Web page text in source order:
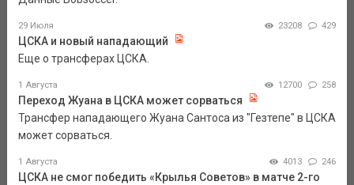
29 Июля 23208 429
ЦСКА и новый нападающий
Еще о трансферах ЦСКА.
1 Августа 12700 258
Переход Жуана в ЦСКА может сорваться
Трансфер нападающего Жуана Сантоса из "Гезтепе" в ЦСКА
может сорваться.
1 Августа 4013 246
ЦСКА не смог победить «Крылья Советов» в матче 2-го